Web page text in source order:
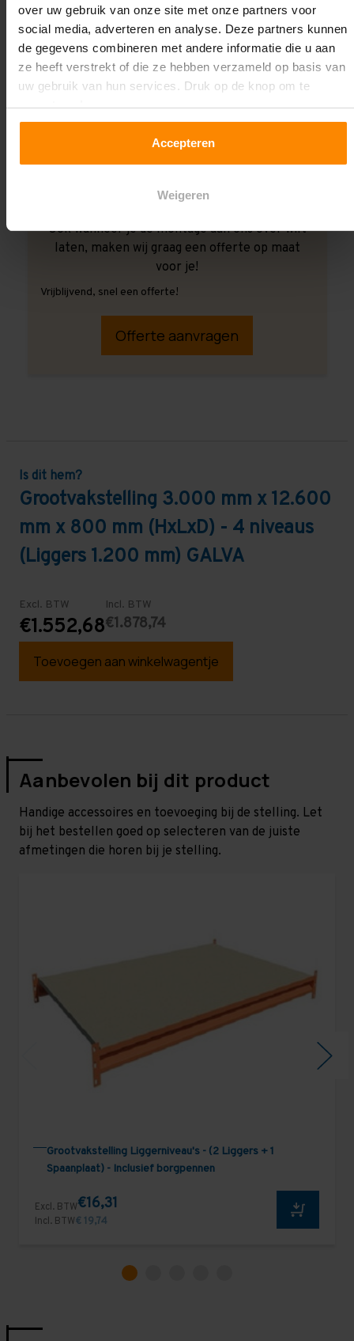
over uw gebruik van onze site met onze partners voor
social media, adverteren en analyse. Deze partners kunnen
de gegevens combineren met andere informatie die u aan
ze heeft verstrekt of die ze hebben verzameld op basis van
uw gebruik van hun services. Druk op de knop om te
accepteren!
Accepteren
Weigeren
Ook wanneer je de montage aan ons over wilt
laten, maken wij graag een offerte op maat
voor je!
Vrijblijvend, snel een offerte!
Offerte aanvragen
Is dit hem?
Grootvakstelling 3.000 mm x 12.600
mm x 800 mm (HxLxD) - 4 niveaus
(Liggers 1.200 mm) GALVA
Excl. BTW
€1.552,68
Incl. BTW
€1.878,74
Toevoegen aan winkelwagentje
Aanbevolen bij dit product
Handige accessoires en toevoeging bij de stelling. Let
bij het bestellen goed op selecteren van de juiste
afmetingen die horen bij je stelling.
Grootvakstelling Liggerniveau's - (2 Liggers + 1
Spaanplaat) - Inclusief borgpennen
Excl. BTW€16,31
Incl. BTW€ 19,74